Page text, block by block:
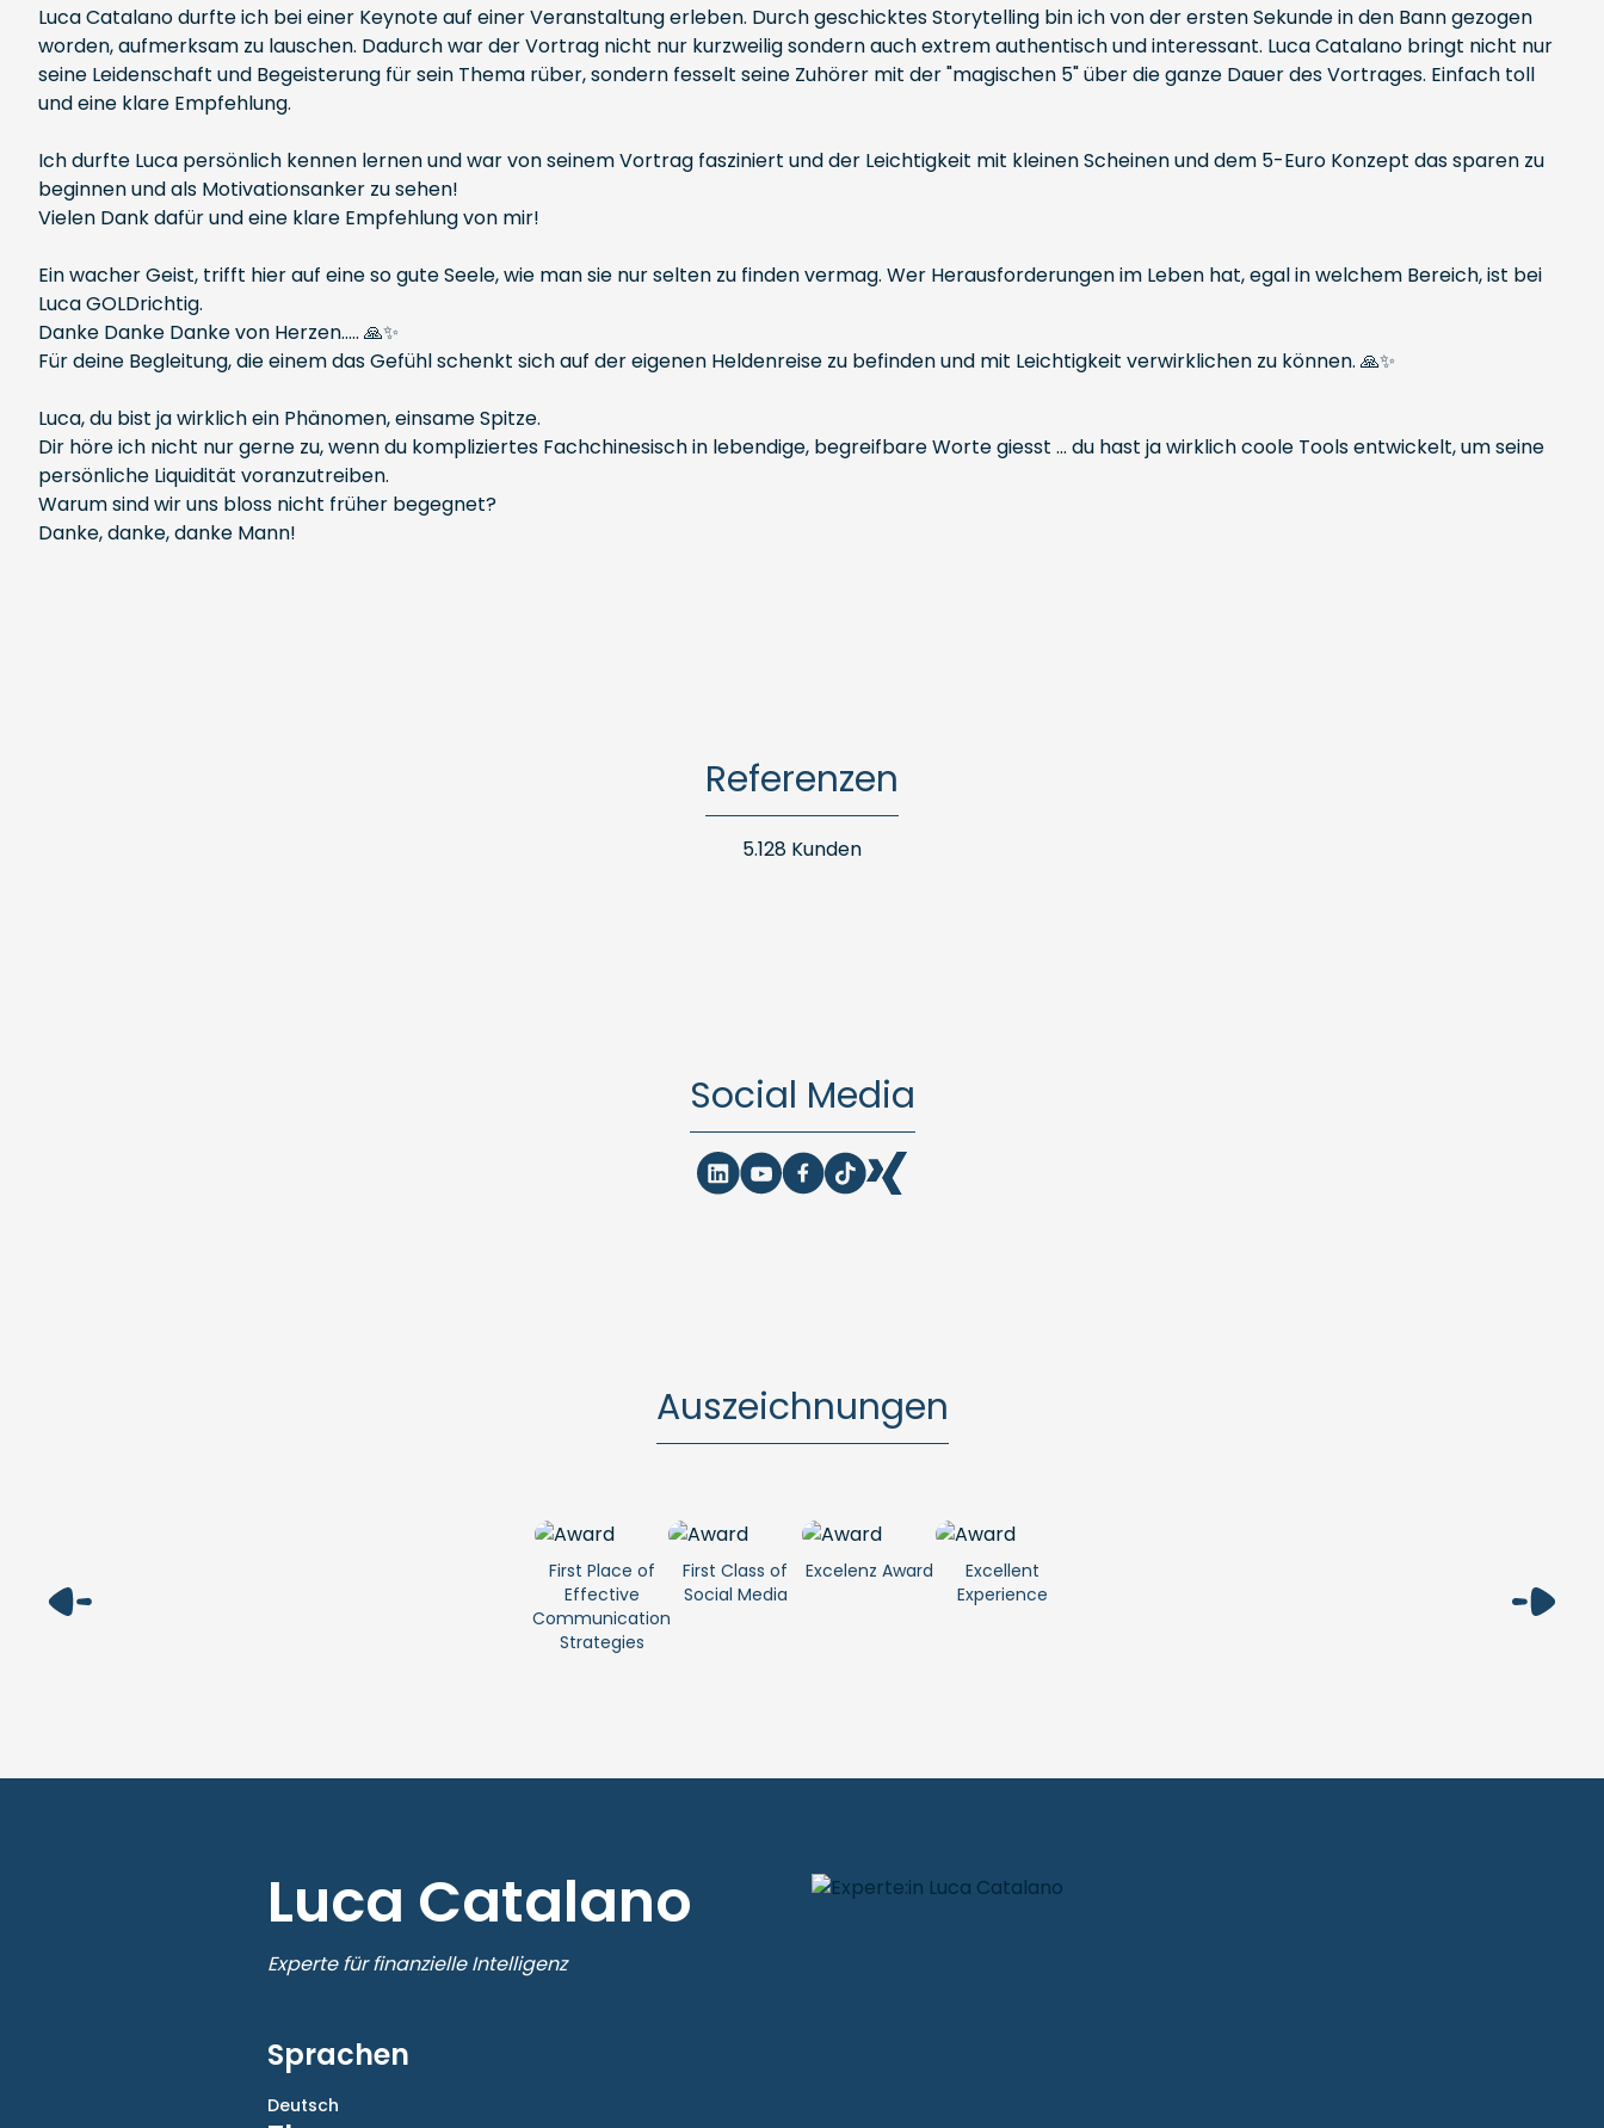
Luca Catalano durfte ich bei einer Keynote auf einer Veranstaltung erleben. Durch geschicktes Storytelling bin ich von der ersten Sekunde in den Bann gezogen
worden, aufmerksam zu lauschen. Dadurch war der Vortrag nicht nur kurzweilig sondern auch extrem authentisch und interessant. Luca Catalano bringt nicht nur
seine Leidenschaft und Begeisterung für sein Thema rüber, sondern fesselt seine Zuhörer mit der "magischen 5" über die ganze Dauer des Vortrages. Einfach toll
und eine klare Empfehlung.
Ich durfte Luca persönlich kennen lernen und war von seinem Vortrag fasziniert und der Leichtigkeit mit kleinen Scheinen und dem 5-Euro Konzept das sparen zu
beginnen und als Motivationsanker zu sehen!
Vielen Dank dafür und eine klare Empfehlung von mir!
Ein wacher Geist, trifft hier auf eine so gute Seele, wie man sie nur selten zu finden vermag. Wer Herausforderungen im Leben hat, egal in welchem Bereich, ist bei
Luca GOLDrichtig.
Danke Danke Danke von Herzen..... 🙏✨
Für deine Begleitung, die einem das Gefühl schenkt sich auf der eigenen Heldenreise zu befinden und mit Leichtigkeit verwirklichen zu können. 🙏✨
Luca, du bist ja wirklich ein Phänomen, einsame Spitze.
Dir höre ich nicht nur gerne zu, wenn du kompliziertes Fachchinesisch in lebendige, begreifbare Worte giesst ... du hast ja wirklich coole Tools entwickelt, um seine
persönliche Liquidität voranzutreiben.
Warum sind wir uns bloss nicht früher begegnet?
Danke, danke, danke Mann!
Referenzen
5.128 Kunden
Social Media
Auszeichnungen
First Place of
Effective
Communication
Strategies
First Class of
Social Media
Excelenz Award
Excellent
Experience
Luca Catalano
Experte für finanzielle Intelligenz
Sprachen
Deutsch